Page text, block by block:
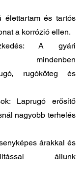
élettartam és tartós
a korrózió ellen.
A gyári
mindenben
rugóköteg és
Laprugó erősítő
nagyobb terhelés
árakkal és
állunk